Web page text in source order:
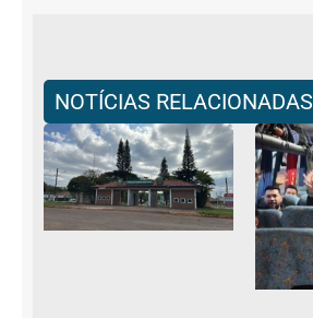
NOTÍCIAS RELACIONADAS